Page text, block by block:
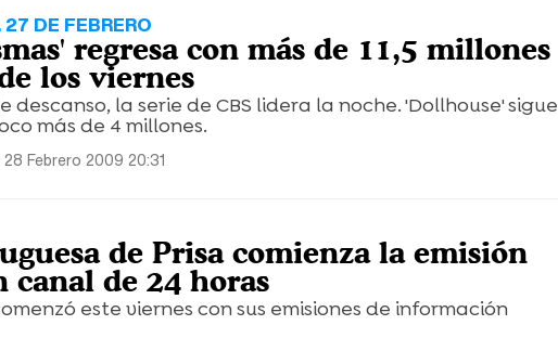
DE FEBRERO
regresa con más de 11,5 millones
los viernes
descanso, la serie de CBS lidera la noche. 'Dollhouse' sigue
más de 4 millones.
Febrero 2009 20:31
de Prisa comienza la emisión
canal de 24 horas
este viernes con sus emisiones de información